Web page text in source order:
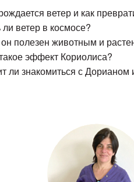
ветер и как
ли ветер в космосе?
полезен животным и
эффект Кориолиса?
ли знакомиться с